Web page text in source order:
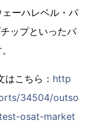
ーハレベル・パ
ップといったパ
こちら： http
34504/outso
osat-market